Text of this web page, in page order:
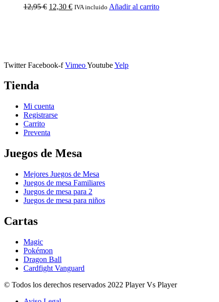
12,95€ 12,30 € IVA incluido Añadir al carrito
Twitter Facebook-f VimeoYoutubeYelp
Tienda
Mi cuenta
Registrarse
Carrito
Preventa
Juegos de Mesa
Mejores Juegos de Mesa
Juegos de mesa Familiares
Juegos de mesa para 2
Juegos de mesa para niños
Cartas
Magic
Pokémon
Dragon Ball
Cardfight Vanguard
© Todos los derechos reservados 2022 Player Vs Player